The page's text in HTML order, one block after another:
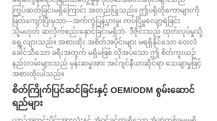
ကြွပ်ဆတ်ခြင်းမရှိကြောင်း အတည်ပြုသည်။ ဤပရိုတိုကောများကို
ဖြတ်ကျော်ပြီးမှသာ—အက်ကွဲပြန့်ပွားမှု၊ ကပ်ငြိမှုလျော့ရဲခြင်း
သို့မဟုတ် ဆလိုက်စည်းနှောင်ခြင်းမရှိဘဲ- ဒီဇိုင်းသည် ထုတ်လုပ်မှုသို့
ရွေ့လျားသည်။ အစားထိုး အစိတ်အပိုင်းများ မရရှိနိုင်သော ဝေးလံ
ခေါင်သီသော ခရီးအတွက် မရှိမဖြစ် လိုအပ်သော ဤ စိတ်ကူးယဉ်
နည်းလမ်းများသည် မှန်းဆမှုအား အင်ဂျင်နီယာဆိုင်ရာ သေချာမှုဖြင့်
အစားထိုးပါသည်။
စိတ်ကြိုက်ပြင်ဆင်ခြင်းနှင့် OEM/ODM စွမ်းဆောင်
ရည်များ